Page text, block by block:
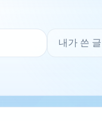
내가 쓴 글